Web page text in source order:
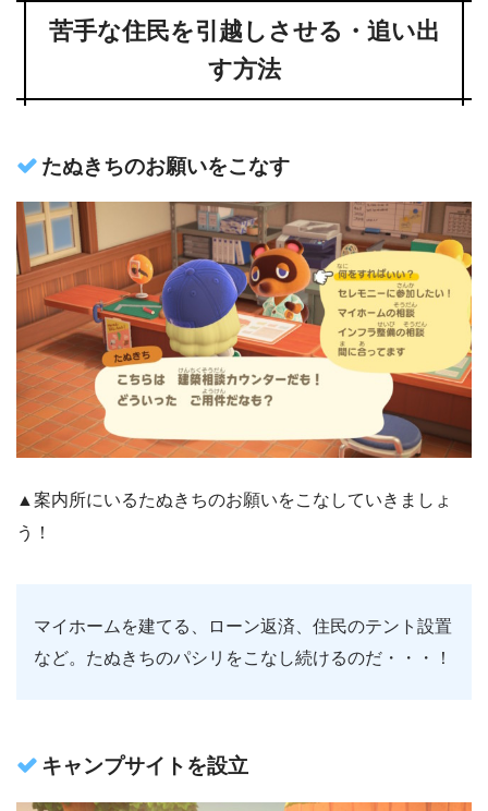
苦手な住民を引越しさせる・追い出
す方法
たぬきちのお願いをこなす
▲案内所にいるたぬきちのお願いをこなしていきましょ
う！
マイホームを建てる、ローン返済、住民のテント設置
など。たぬきちのパシリをこなし続けるのだ・・・！
キャンプサイトを設立